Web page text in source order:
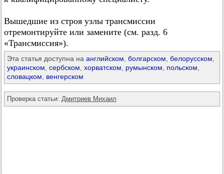
Вышедшие из строя узлы трансмиссии
отремонтируйте или замените (см. разд. 6
«Трансмиссия»).
Эта статья доступна на английском болгарском белорусском
украинском сербском хорватском румынском польском
словацком
венгерском
Проверка статьи: Дмитриев Михаил